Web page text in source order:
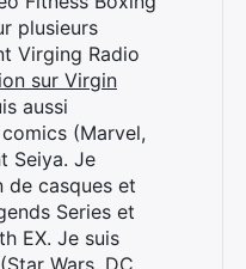
plusieurs
Virging Radio
sur Virgin
aussi
(Marvel,
Seiya. Je
de casques et
Series et
EX. Je suis
Wars, DC